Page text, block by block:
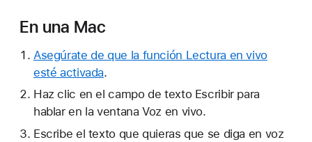
En una Mac
Asegúrate de que la función Lectura en vivo
esté activada.
Haz clic en el campo de texto Escribir para
hablar en la ventana Voz en vivo.
Escribe el texto que quieras que se diga en voz